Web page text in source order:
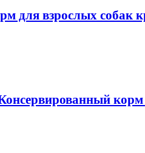
для взрослых собак
корм